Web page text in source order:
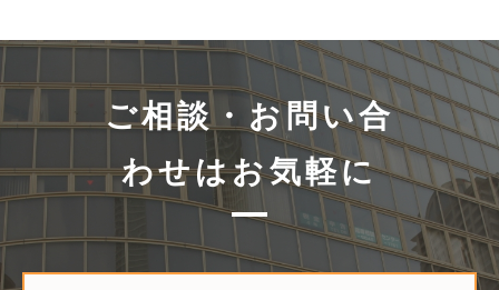
ご相談・お問い合
わせはお気軽に